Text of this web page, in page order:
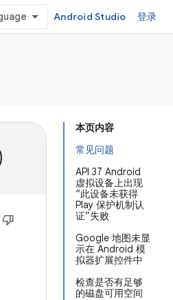
Android Studio 登录
本页内容
常见问题
API 37 Android
虚拟设备上出现
“此设备未获得
Play 保护机制认
证”失败
Google 地图未显
示在 Android 模
拟器扩展控件中
检查是否有足够
的磁盘可用空间